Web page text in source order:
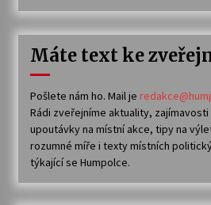
Máte text ke
Pošlete nám ho. Mail je
Rádi zveřejníme aktuality, zajímavosti
upoutávky na místní akce, tipy na
rozumné míře i texty místních
týkající se Humpolce.